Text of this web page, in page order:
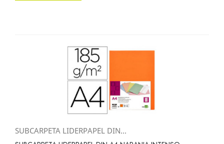
SUBCARPETA LIDERPAPEL DIN...